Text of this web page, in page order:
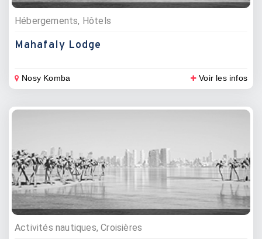
Hébergements, Hôtels
Mahafaly Lodge
Nosy Komba Voir les infos
Activités nautiques, Croisières